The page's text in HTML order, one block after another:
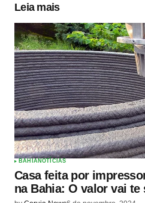
Leia mais
BAHIA NOTÍCIAS
Casa feita por
na Bahia: O valor vai te